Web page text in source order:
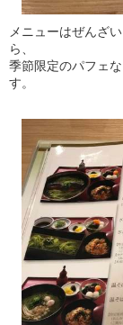
メニューはぜんざ
ら、
季節限定のパフェ
す。